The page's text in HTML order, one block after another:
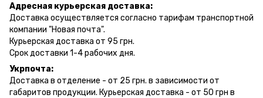
Адресная курьерская доставка:
Доставка осуществляется согласно тарифам транспортной
компании "Новая почта".
Курьерская доставка от 95 грн.
Срок доставки 1-4 рабочих дня.
Укрпочта:
Доставка в отделение - от 25 грн. в зависимости от
габаритов продукции. Курьерская доставка - от 50 грн в